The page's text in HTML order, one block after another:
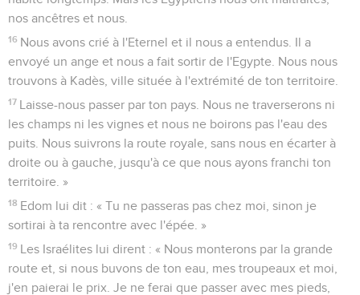
nos ancêtres et nous.
16 Nous avons crié à l'Eternel et il nous a entendus. Il a
envoyé un ange et nous a fait sortir de l'Egypte. Nous nous
trouvons à Kadès, ville située à l'extrémité de ton territoire.
17 Laisse-nous passer par ton pays. Nous ne traverserons ni
les champs ni les vignes et nous ne boirons pas l'eau des
puits. Nous suivrons la route royale, sans nous en écarter à
droite ou à gauche, jusqu'à ce que nous ayons franchi ton
territoire. »
18 Edom lui dit : « Tu ne passeras pas chez moi, sinon je
sortirai à ta rencontre avec l'épée. »
19 Les Israélites lui dirent : « Nous monterons par la grande
route et, si nous buvons de ton eau, mes troupeaux et moi,
j'en paierai le prix. Je ne ferai que passer avec mes pieds,